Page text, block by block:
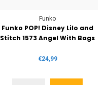
Funko
Funko POP! Disney Lilo and
Stitch 1573 Angel With Bags
€24,99